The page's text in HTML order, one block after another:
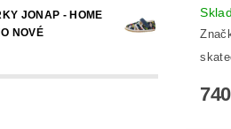
JONAP - HOME
NOVÉ